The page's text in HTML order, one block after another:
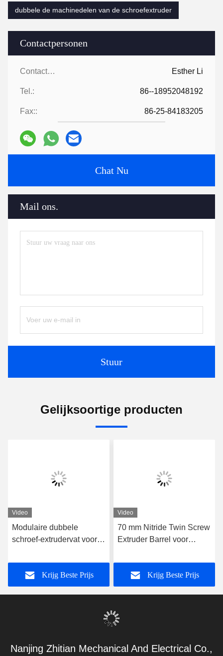
Contactpersonen
Contactpersonen: Esther Li
Tel.: 86--18952048192
Fax:: 86-25-84183205
Chat Nu
Mail ons.
Stuur
dubbele de machinedelen van de schroefextruder
Gelijksoortige producten
Video
Modulaire dubbele
schroef-extrudervat voor
vervanging
Krijg Beste Prijs
Video
70 mm Nitride Twin Screw
Extruder Barrel voor
temperatuurregeling
Krijg Beste Prijs
Nanjing Zhitian Mechanical And Electrical Co.,